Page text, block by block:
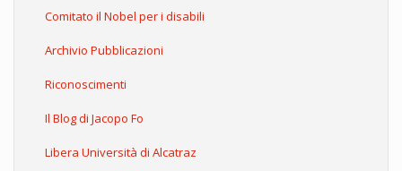
Comitato il Nobel per i disabili
Archivio Pubblicazioni
Riconoscimenti
Il Blog di Jacopo Fo
Libera Università di Alcatraz